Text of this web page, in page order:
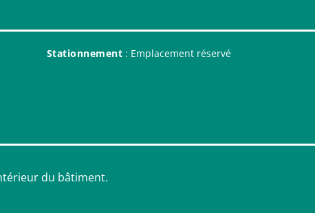
Stationnement : Emplacement réservé
du bâtiment.